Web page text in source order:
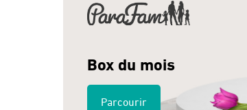
Box du mois
Parcourir